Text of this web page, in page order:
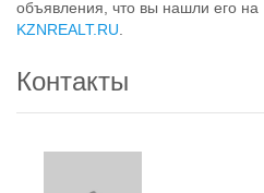
объявления, что вы нашли его на
KZNREALT.RU
Контакты